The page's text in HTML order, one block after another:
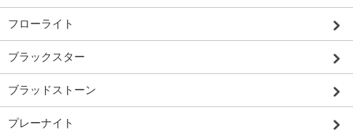
フローライト
ブラックスター
ブラッドストーン
プレーナイト